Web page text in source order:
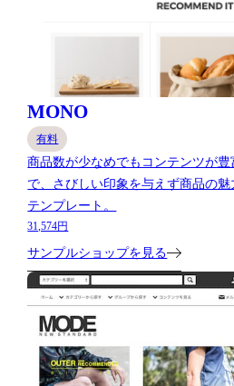
MONO
有料
商品数が少なめでもコンテンツが
で、さびしい印象を与えず商品の
テンプレート。
31,574円
サンプルショップを見る